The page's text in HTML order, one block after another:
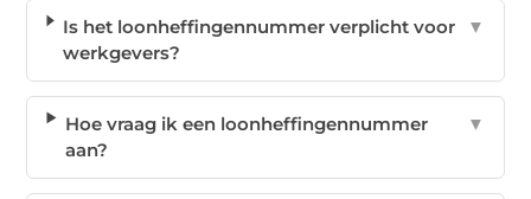
Is het loonheffingennummer verplicht voor
werkgevers?
▼
Hoe vraag ik een loonheffingennummer
aan?
▼